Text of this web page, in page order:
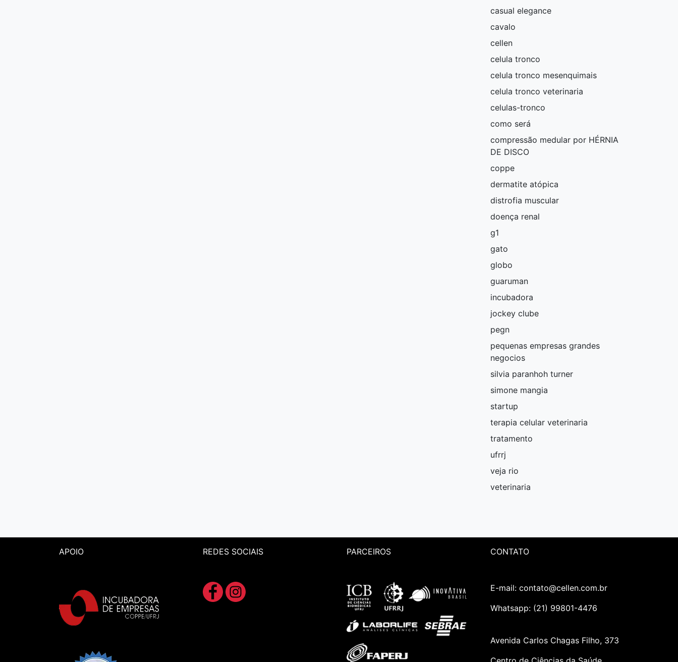
casual elegance
cavalo
cellen
celula tronco
celula tronco mesenquimais
celula tronco veterinaria
celulas-tronco
como será
compressão medular por HÉRNIA
DE DISCO
coppe
dermatite atópica
distrofia muscular
doença renal
g1
gato
globo
guaruman
incubadora
jockey clube
pegn
pequenas empresas grandes
negocios
silvia paranhoh turner
simone mangia
startup
terapia celular veterinaria
tratamento
ufrrj
veja rio
veterinaria
APOIO REDES SOCIAIS PARCEIROS CONTATO
E-mail: contato@cellen.com.br
Whatsapp: (21) 99801-4476
Avenida Carlos Chagas Filho, 373